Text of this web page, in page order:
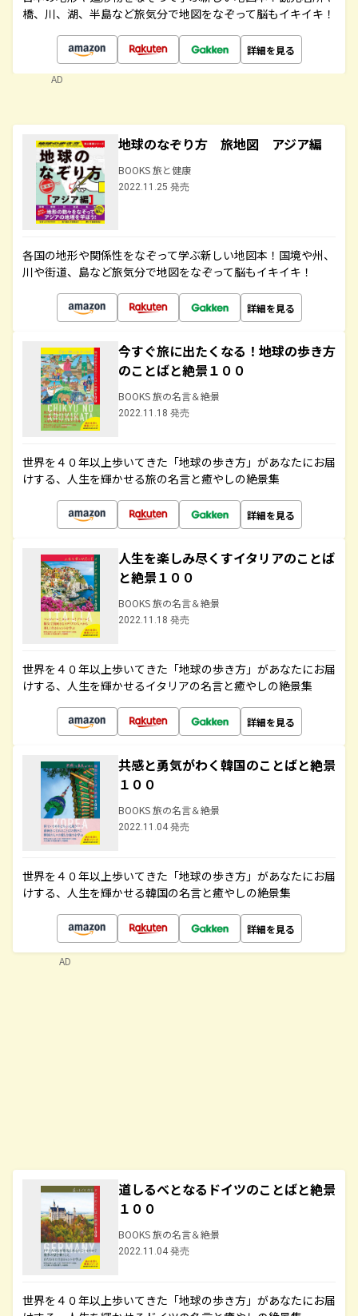
橋、川、湖、半島など旅気分で地図をなぞって脳もイキイキ！
詳細を見る
AD
地球のなぞり方 旅地図 アジア編
BOOKS 旅と健康
2022.11.25 発売
各国の地形や関係性をなぞって学ぶ新しい地図本！国境や州、
川や街道、島など旅気分で地図をなぞって脳もイキイキ！
詳細を見る
今すぐ旅に出たくなる！地球の歩き方
のことばと絶景１００
BOOKS 旅の名言＆絶景
2022.11.18 発売
世界を４０年以上歩いてきた「地球の歩き方」があなたにお届
けする、人生を輝かせる旅の名言と癒やしの絶景集
詳細を見る
人生を楽しみ尽くすイタリアのことば
と絶景１００
BOOKS 旅の名言＆絶景
2022.11.18 発売
世界を４０年以上歩いてきた「地球の歩き方」があなたにお届
けする、人生を輝かせるイタリアの名言と癒やしの絶景集
詳細を見る
共感と勇気がわく韓国のことばと絶景
１００
BOOKS 旅の名言＆絶景
2022.11.04 発売
世界を４０年以上歩いてきた「地球の歩き方」があなたにお届
けする、人生を輝かせる韓国の名言と癒やしの絶景集
詳細を見る
道しるべとなるドイツのことばと絶景
１００
BOOKS 旅の名言＆絶景
2022.11.04 発売
世界を４０年以上歩いてきた「地球の歩き方」があなたにお届
AD